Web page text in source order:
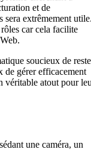
et de
sera extrêmement
car cela facilite
soucieux de
de gérer efficacement
véritable atout pour
une caméra, un